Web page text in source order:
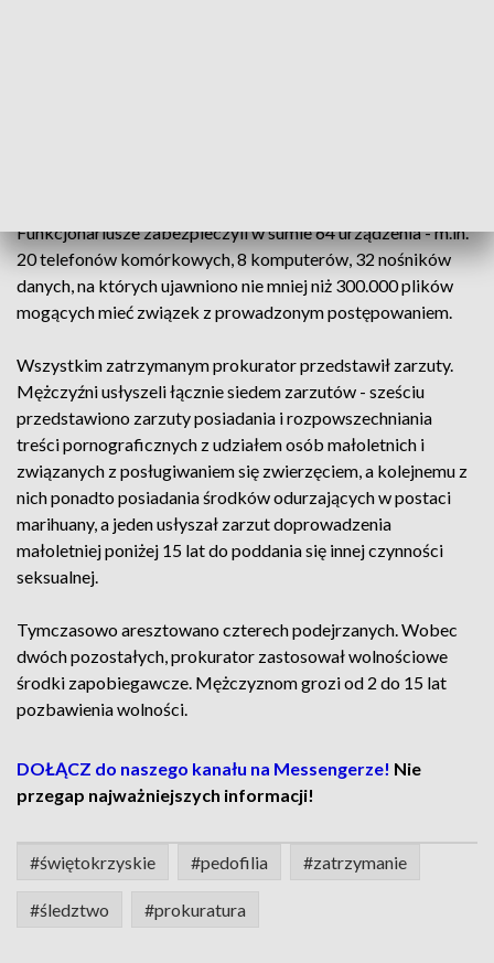
Funkcjonariusze zabezpieczyli w sumie 64 urządzenia - m.in.
20 telefonów komórkowych, 8 komputerów, 32 nośników
danych, na których ujawniono nie mniej niż 300.000 plików
mogących mieć związek z prowadzonym postępowaniem.
Wszystkim zatrzymanym prokurator przedstawił zarzuty.
Mężczyźni usłyszeli łącznie siedem zarzutów - sześciu
przedstawiono zarzuty posiadania i rozpowszechniania
treści pornograficznych z udziałem osób małoletnich i
związanych z posługiwaniem się zwierzęciem, a kolejnemu z
nich ponadto posiadania środków odurzających w postaci
marihuany, a jeden usłyszał zarzut doprowadzenia
małoletniej poniżej 15 lat do poddania się innej czynności
seksualnej.
Tymczasowo aresztowano czterech podejrzanych. Wobec
dwóch pozostałych, prokurator zastosował wolnościowe
środki zapobiegawcze. Mężczyznom grozi od 2 do 15 lat
pozbawienia wolności.
DOŁĄCZ do naszego kanału na Messengerze! Nie
przegap najważniejszych informacji!
#świętokrzyskie #pedofilia #zatrzymanie
#śledztwo #prokuratura